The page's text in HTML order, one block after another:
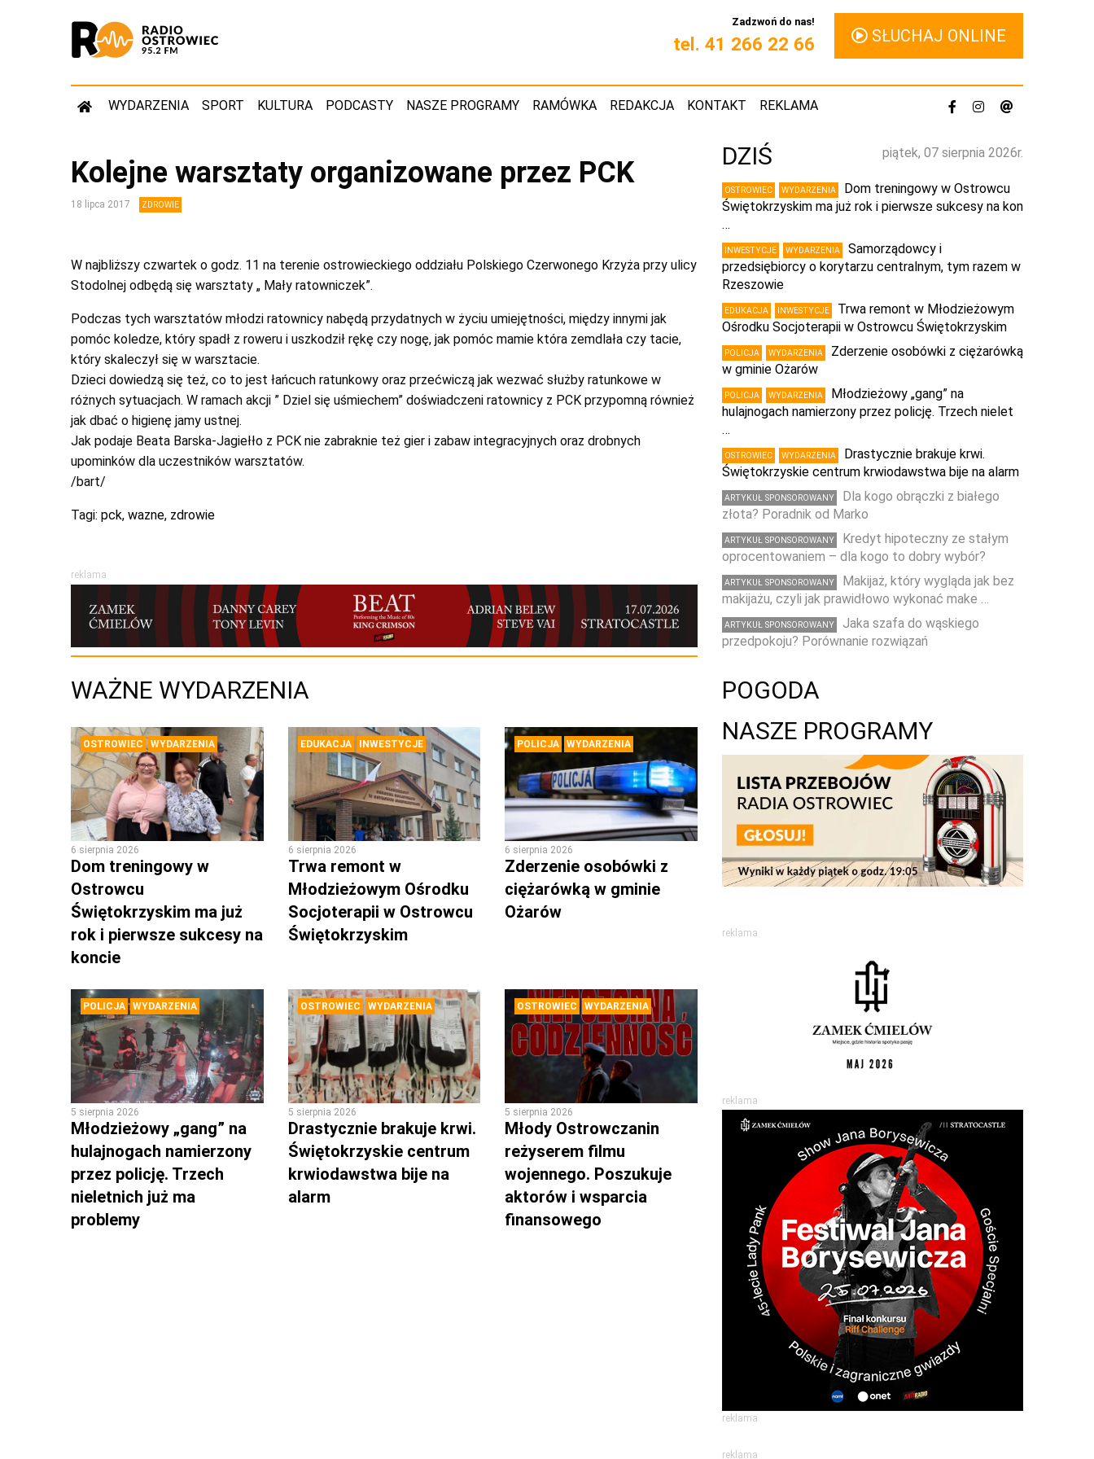
Zadzwoń do nas!
tel. 41 266 22 66 SŁUCHAJ ONLINE
WYDARZENIA SPORT KULTURA PODCASTY NASZE PROGRAMY RAMÓWKA REDAKCJA KONTAKT REKLAMA
Kolejne warsztaty organizowane przez PCK
18 lipca 2017 ZDROWIE
W najbliższy czwartek o godz. 11 na terenie ostrowieckiego oddziału Polskiego Czerwonego Krzyża przy ulicy
Stodolnej odbędą się warsztaty „ Mały ratowniczek”.
Podczas tych warsztatów młodzi ratownicy nabędą przydatnych w życiu umiejętności, między innymi jak
pomóc koledze, który spadł z roweru i uszkodził rękę czy nogę, jak pomóc mamie która zemdlała czy tacie,
który skaleczył się w warsztacie.
Dzieci dowiedzą się też, co to jest łańcuch ratunkowy oraz przećwiczą jak wezwać służby ratunkowe w
różnych sytuacjach. W ramach akcji ” Dziel się uśmiechem” doświadczeni ratownicy z PCK przypomną również
jak dbać o higienę jamy ustnej.
Jak podaje Beata Barska-Jagiełło z PCK nie zabraknie też gier i zabaw integracyjnych oraz drobnych
upominków dla uczestników warsztatów.
/bart/
Tagi: pck, wazne, zdrowie
reklama
WAŻNE WYDARZENIA
OSTROWIEC WYDARZENIA
6 sierpnia 2026
Dom treningowy w
Ostrowcu
Świętokrzyskim ma już
rok i pierwsze sukcesy na
koncie
EDUKACJA INWESTYCJE
6 sierpnia 2026
Trwa remont w
Młodzieżowym Ośrodku
Socjoterapii w Ostrowcu
Świętokrzyskim
POLICJA WYDARZENIA
6 sierpnia 2026
Zderzenie osobówki z
ciężarówką w gminie
Ożarów
POLICJA WYDARZENIA
5 sierpnia 2026
Młodzieżowy „gang” na
hulajnogach namierzony
przez policję. Trzech
nieletnich już ma
problemy
OSTROWIEC WYDARZENIA
5 sierpnia 2026
Drastycznie brakuje krwi.
Świętokrzyskie centrum
krwiodawstwa bije na
alarm
OSTROWIEC WYDARZENIA
5 sierpnia 2026
Młody Ostrowczanin
reżyserem filmu
wojennego. Poszukuje
aktorów i wsparcia
finansowego
piątek, 07 sierpnia 2026r.
DZIŚ
OSTROWIEC WYDARZENIA
Dom treningowy w Ostrowcu
Świętokrzyskim ma już rok i pierwsze sukcesy na kon
…
INWESTYCJE WYDARZENIA
Samorządowcy i
przedsiębiorcy o korytarzu centralnym, tym razem w
Rzeszowie
EDUKACJA INWESTYCJE
Trwa remont w Młodzieżowym
Ośrodku Socjoterapii w Ostrowcu Świętokrzyskim
POLICJA WYDARZENIA
Zderzenie osobówki z ciężarówką
w gminie Ożarów
POLICJA WYDARZENIA
Młodzieżowy „gang” na
hulajnogach namierzony przez policję. Trzech nielet
…
OSTROWIEC WYDARZENIA
Drastycznie brakuje krwi.
Świętokrzyskie centrum krwiodawstwa bije na alarm
ARTYKUŁ SPONSOROWANY
Dla kogo obrączki z białego
złota? Poradnik od Marko
ARTYKUŁ SPONSOROWANY
Kredyt hipoteczny ze stałym
oprocentowaniem – dla kogo to dobry wybór?
ARTYKUŁ SPONSOROWANY
Makijaż, który wygląda jak bez
makijażu, czyli jak prawidłowo wykonać make …
ARTYKUŁ SPONSOROWANY
Jaka szafa do wąskiego
przedpokoju? Porównanie rozwiązań
POGODA
NASZE PROGRAMY
reklama
reklama
reklama
reklama